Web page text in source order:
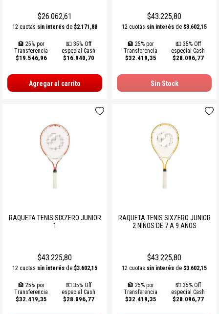
ACCESORIOS BOXEO
PERA Y CIELO Y TIERRA
RING DE BOXEO
COMBOS
Ver todos
PILATES Y YOGA
REHABILITACION
Ver todos
BOSU Y MINI BOSUS |
PESAS RUSAS
CALLERAS GUANTES Y
VOLEY
BOLSOS PORTA PELOTAS
BOLSOS Y MOCHILAS
PELOTAS COLEGIALES
RUGBY Y FUTBOL AMERICANO
SOGAS Y OTROS
$26.062,61
12 cuotas sin interés de $2.171,88
🏦 25% por
Transferencia
$19.546,96
💵 35% Off
especial Cash
$16.940,70
Agregar al carrito
$43.225,80
12 cuotas sin interés de $3.602,15
🏦 25% por
Transferencia
$32.419,35
💵 35% Off
especial Cash
$28.096,77
Sin Stock
RAQUETA TENIS SIXZERO JUNIOR
1
$43.225,80
12 cuotas sin interés de $3.602,15
🏦 25% por
Transferencia
$32.419,35
💵 35% Off
especial Cash
$28.096,77
RAQUETA TENIS SIXZERO JUNIOR
2 NIÑOS DE 7 A 9 AÑOS
$43.225,80
12 cuotas sin interés de $3.602,15
🏦 25% por
Transferencia
$32.419,35
💵 35% Off
especial Cash
$28.096,77